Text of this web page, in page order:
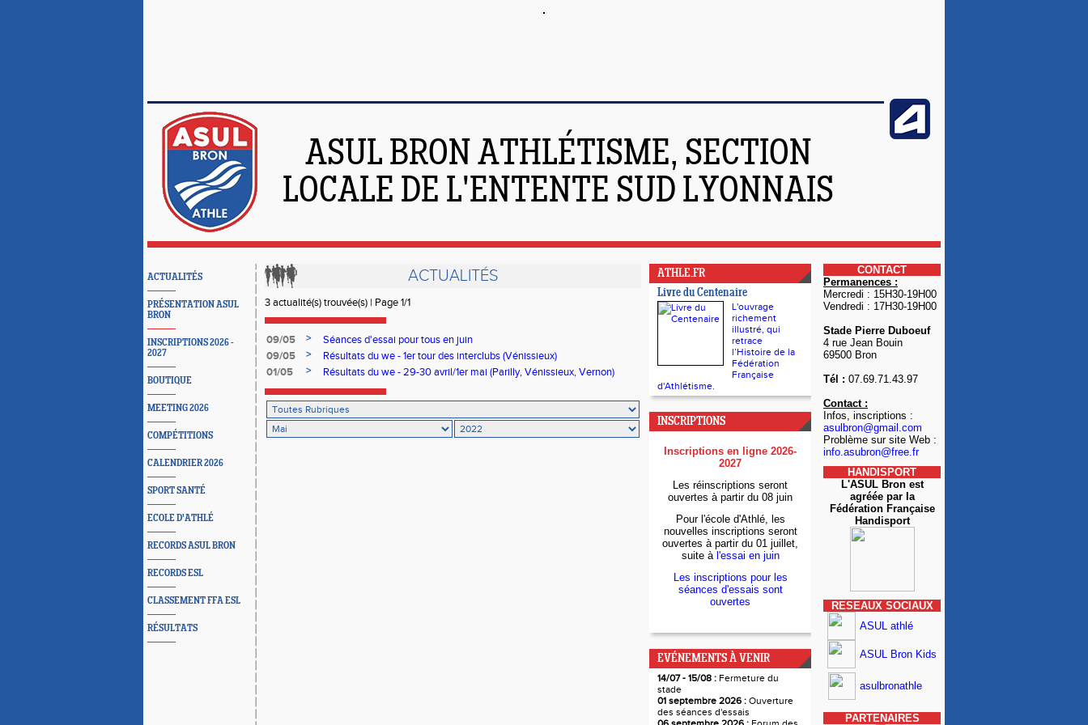
ASUL BRON ATHLÉTISME, SECTION
LOCALE DE L'ENTENTE SUD LYONNAIS
ACTUALITÉS
PRÉSENTATION ASUL
BRON
INSCRIPTIONS 2026 -
2027
BOUTIQUE
MEETING 2026
COMPÉTITIONS
CALENDRIER 2026
SPORT SANTÉ
ECOLE D'ATHLÉ
RECORDS ASUL BRON
RECORDS ESL
CLASSEMENT FFA ESL
RÉSULTATS
ACTUALITÉS
3 actualité(s) trouvée(s) | Page 1/1
09/05 >
Séances d'essai pour tous en juin
09/05
>
Résultats du we - 1er tour des interclubs (Vénissieux)
01/05
> Résultats du we - 29-30 avril/1er mai (Parilly, Vénissieux, Vernon)
ATHLE.FR
Livre du Centenaire
L'ouvrage
richement
illustré, qui
retrace
l’Histoire de la
Fédération
Française
d'Athlétisme.
INSCRIPTIONS
Inscriptions en ligne 2026-
2027
Les réinscriptions seront
ouvertes à partir du 08 juin
Pour l'école d'Athlé, les
nouvelles inscriptions seront
ouvertes à partir du 01 juillet,
suite à l'essai en juin
Les inscriptions pour les
séances d'essais sont
ouvertes
EVÉNEMENTS À VENIR
14/07 - 15/08 : Fermeture du
stade
01 septembre 2026 : Ouverture
des séances d'essais
CONTACT
Permanences :
Mercredi : 15H30-19H00
Vendredi : 17H30-19H00
Stade Pierre Duboeuf
4 rue Jean Bouin
69500 Bron
Tél : 07.69.71.43.97
Contact :
Infos, inscriptions :
asulbron@gmail.com
Problème sur site Web :
info.asubron@free.fr
HANDISPORT
L'ASUL Bron est
agréée par la
Fédération Française
Handisport
RESEAUX SOCIAUX
ASUL athlé
ASUL Bron Kids
asulbronathle
PARTENAIRES